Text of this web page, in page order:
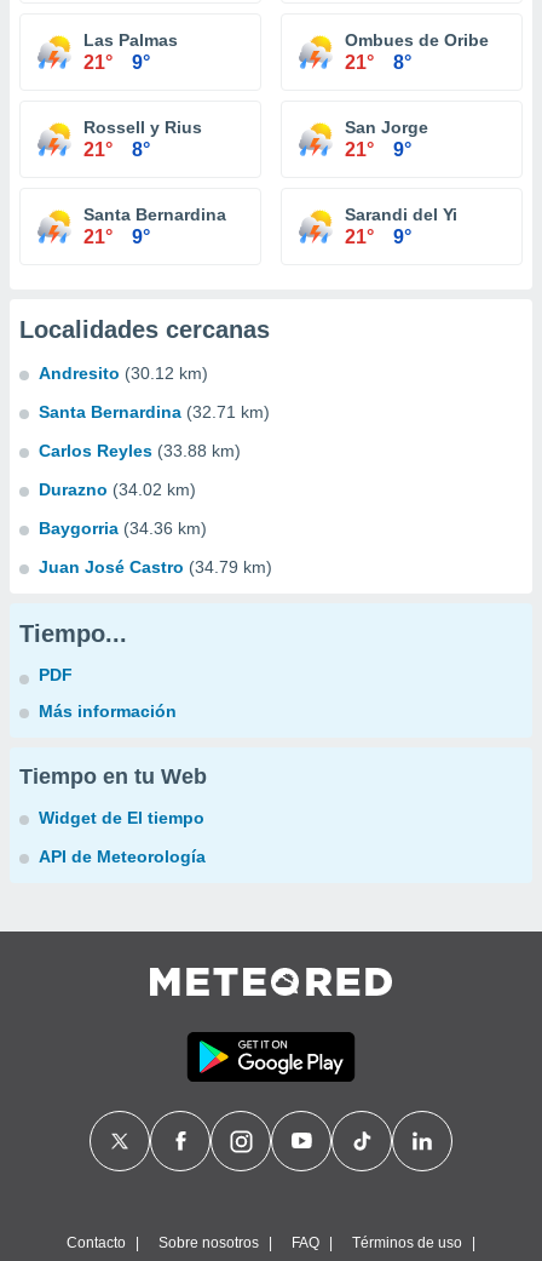
Las Palmas
21° 9°
Ombues de Oribe
21° 8°
Rossell y Rius
21° 8°
San Jorge
21° 9°
Santa Bernardina
21° 9°
Sarandi del Yi
21° 9°
Localidades cercanas
Andresito (30.12 km)
Santa Bernardina (32.71 km)
Carlos Reyles (33.88 km)
Durazno (34.02 km)
Baygorria (34.36 km)
Juan José Castro (34.79 km)
Tiempo...
PDF
Más información
Tiempo en tu Web
Widget de El tiempo
API de Meteorología
Contacto Sobre nosotros FAQ Términos de uso